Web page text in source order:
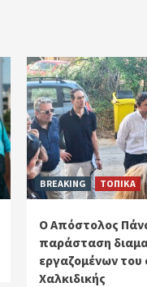
BREAKING ΤΟΠΙΚΑ
Ο Απόστολος
παράσταση
εργαζομένων
Χαλκιδικής